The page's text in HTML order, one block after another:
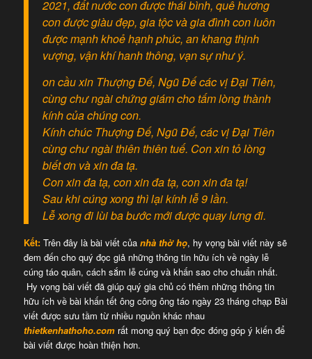
2021, đất nước con được thái bình, quê hương
con được giàu đẹp, gia tộc và gia đình con luôn
được mạnh khoẻ hạnh phúc, an khang thịnh
vượng, vận khí hanh thông, vạn sự như ý.
on cầu xin Thượng Đế, Ngũ Đế các vị Đại Tiên,
cùng chư ngài chứng giám cho tấm lòng thành
kính của chúng con.
Kính chúc Thượng Đế, Ngũ Đế, các vị Đại Tiên
cùng chư ngài thiên thiên tuế. Con xin tỏ lòng
biết ơn và xin đa tạ.
Con xin đa tạ, con xin đa tạ, con xin đa tạ!
Sau khi cúng xong thì lại kính lễ 9 lần.
Lễ xong đi lùi ba bước mới được quay lưng đi.
Kết: Trên đây là bài viết của nhà thờ họ, hy vọng bài viết này sẽ
đem đến cho quý đọc giả những thông tin hữu ích về ngày lễ
cúng táo quân, cách sắm lễ cúng và khấn sao cho chuẩn nhất.
Hy vọng bài viết đã giúp quý gia chủ có thêm những thông tin
hữu ích về bài khấn tết ông công ông táo ngày 23 tháng chạp Bài
viết được sưu tầm từ nhiều nguồn khác nhau
thietkenhathoho.comrất mong quý bạn đọc đóng góp ý kiến để
bài viết được hoàn thiện hơn.